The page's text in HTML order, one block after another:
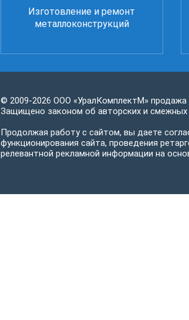
Изготовление и ремонт
металлоконструкций
© 2009-2026 ООО «УралКомплектМ»
Защищено законом об авторских и смежных
Продолжая работу с сайтом, вы даете
функционирования сайта, проведения
релевантной рекламной информации на